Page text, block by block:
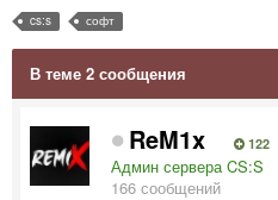
cs:s софт
В теме 2 сообщения
ReM1x 122
Админ сервера CS:S
166 сообщений